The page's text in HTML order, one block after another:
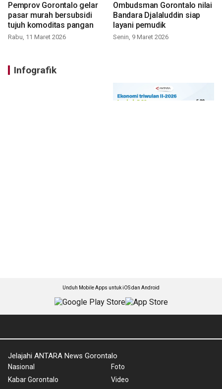
Pemprov Gorontalo gelar
pasar murah bersubsidi
tujuh komoditas pangan
Rabu, 11 Maret 2026
Ombudsman Gorontalo nilai
Bandara Djalaluddin siap
layani pemudik
Senin, 9 Maret 2026
Infografik
Unduh Mobile Apps untuk iOS dan Android
Jelajahi ANTARA News Gorontalo
Nasional
Kabar Gorontalo
Foto
Video